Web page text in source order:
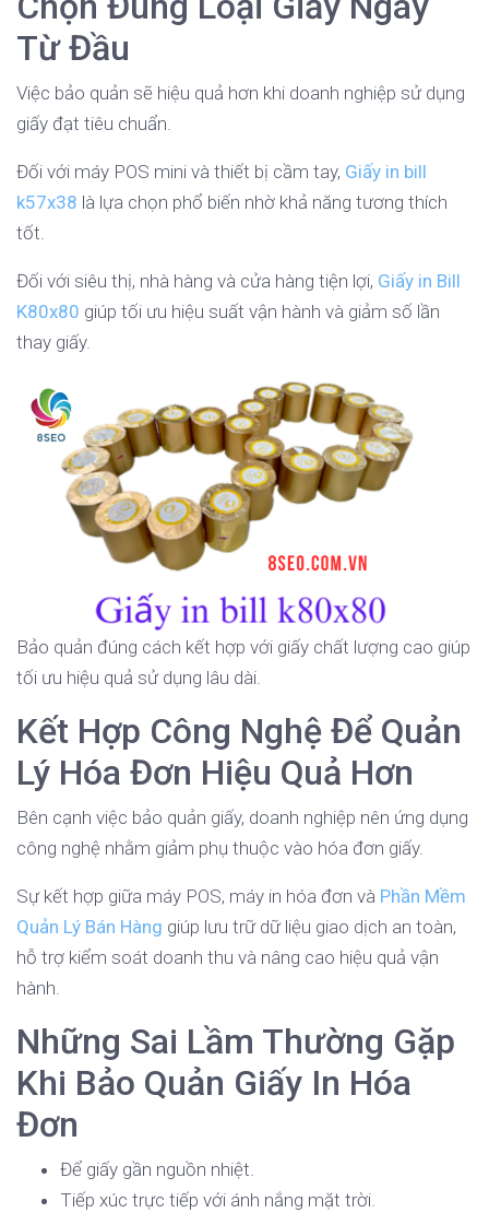
Từ Đầu
Việc bảo quản sẽ hiệu quả hơn khi doanh nghiệp sử dụng
giấy đạt tiêu chuẩn.
Đối với máy POS mini và thiết bị cầm tay, Giấy in bill
k57x38 là lựa chọn phổ biến nhờ khả năng tương thích
tốt.
Đối với siêu thị, nhà hàng và cửa hàng tiện lợi, Giấy in Bill
K80x80 giúp tối ưu hiệu suất vận hành và giảm số lần
thay giấy.
Bảo quản đúng cách kết hợp với giấy chất lượng cao giúp
tối ưu hiệu quả sử dụng lâu dài.
Kết Hợp Công Nghệ Để Quản
Lý Hóa Đơn Hiệu Quả Hơn
Bên cạnh việc bảo quản giấy, doanh nghiệp nên ứng dụng
công nghệ nhằm giảm phụ thuộc vào hóa đơn giấy.
Sự kết hợp giữa máy POS, máy in hóa đơn và Phần Mềm
Quản Lý Bán Hàng giúp lưu trữ dữ liệu giao dịch an toàn,
hỗ trợ kiểm soát doanh thu và nâng cao hiệu quả vận
hành.
Những Sai Lầm Thường Gặp
Khi Bảo Quản Giấy In Hóa
Đơn
Để giấy gần nguồn nhiệt.
Tiếp xúc trực tiếp với ánh nắng mặt trời.